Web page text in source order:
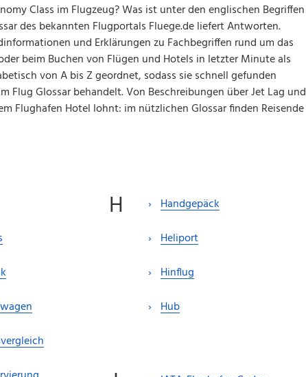
Class im Flugzeug? Was ist unter den englischen Begriffen
des bekannten Flugportals Fluege.de liefert Antworten.
und Erklärungen zu Fachbegriffen rund um das
beim Buchen von Flügen und Hotels in letzter Minute als
von A bis Z geordnet, sodass sie schnell gefunden
Flug Glossar behandelt. Von Beschreibungen über Jet Lag und
Flughafen Hotel lohnt: im nützlichen Glossar finden Reisende